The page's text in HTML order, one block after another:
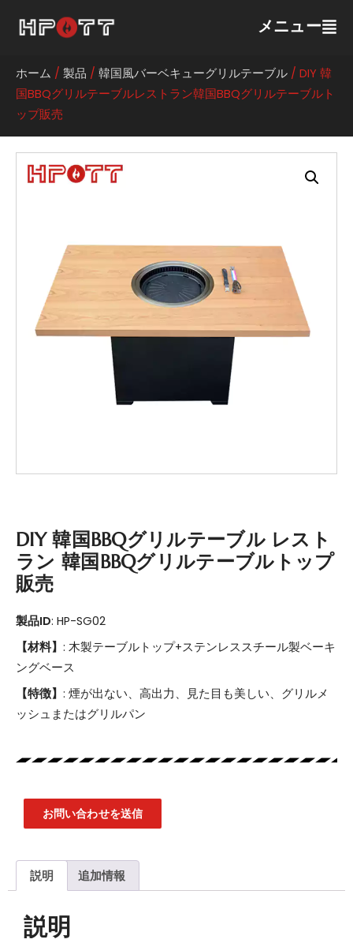
メニュー
ホーム / 製品 / 韓国風バーベキューグリルテーブル / DIY 韓
国BBQグリルテーブルレストラン韓国BBQグリルテーブルト
ップ販売
DIY 韓国BBQグリルテーブル レスト
ラン 韓国BBQグリルテーブルトップ
販売
製品ID: HP-SG02
【材料】 : 木製テーブルトップ+ステンレススチール製ベーキ
ングベース
【特徴】 : 煙が出ない、高出力、見た目も美しい、グリルメ
ッシュまたはグリルパン
お問い合わせを送信
説明 追加情報
説明